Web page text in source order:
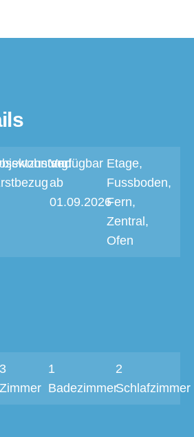
Verfügbar
ab
01.09.2026
Etage,
Fussboden,
Fern,
Zentral,
Ofen
3
Zimmer
1
Badezimmer
2
Schlafzimmer